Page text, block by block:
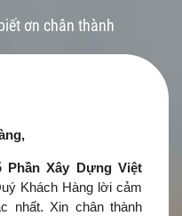
ơn chân thành
Phần Xây Dựng Việt
Khách Hàng lời cảm
nhất. Xin chân thành